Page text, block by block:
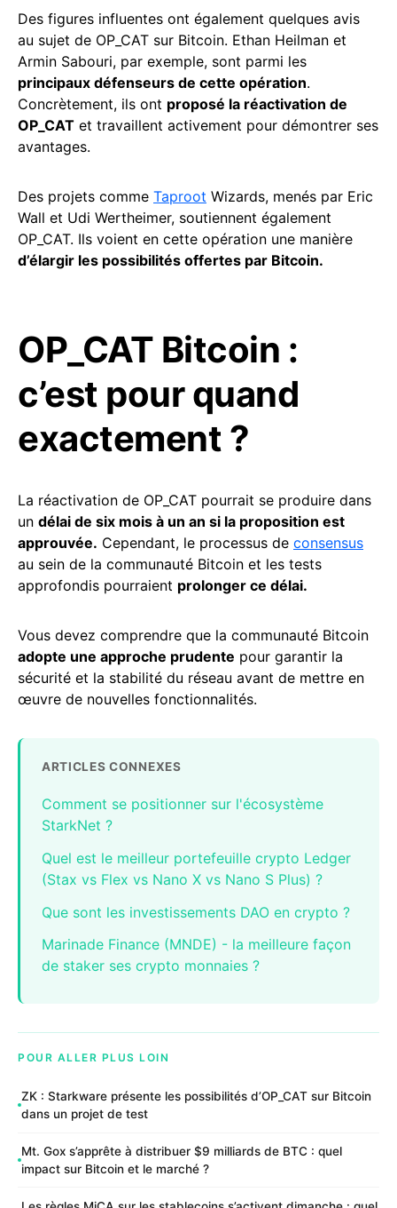
Des figures influentes ont également quelques avis
au sujet de OP_CAT sur Bitcoin. Ethan Heilman et
Armin Sabouri, par exemple, sont parmi les
principaux défenseurs de cette opération.
Concrètement, ils ont proposé la réactivation de
OP_CAT et travaillent activement pour démontrer ses
avantages.
Des projets comme Taproot Wizards, menés par Eric
Wall et Udi Wertheimer, soutiennent également
OP_CAT. Ils voient en cette opération une manière
d’élargir les possibilités offertes par Bitcoin.
OP_CAT Bitcoin :
c’est pour quand
exactement ?
La réactivation de OP_CAT pourrait se produire dans
un délai de six mois à un an si la proposition est
approuvée. Cependant, le processus de consensus
au sein de la communauté Bitcoin et les tests
approfondis pourraient prolonger ce délai.
Vous devez comprendre que la communauté Bitcoin
adopte une approche prudente pour garantir la
sécurité et la stabilité du réseau avant de mettre en
œuvre de nouvelles fonctionnalités.
ARTICLES CONNEXES
Comment se positionner sur l'écosystème
StarkNet ?
Quel est le meilleur portefeuille crypto Ledger
(Stax vs Flex vs Nano X vs Nano S Plus) ?
Que sont les investissements DAO en crypto ?
Marinade Finance (MNDE) - la meilleure façon
de staker ses crypto monnaies ?
POUR ALLER PLUS LOIN
ZK : Starkware présente les possibilités d’OP_CAT sur Bitcoin
dans un projet de test
Mt. Gox s’apprête à distribuer $9 milliards de BTC : quel
impact sur Bitcoin et le marché ?